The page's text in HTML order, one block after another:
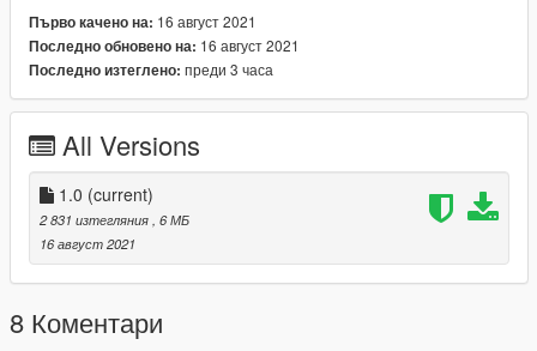
Gracias por todo :)
Първо качено на: 16 август 2021
Последно обновено на: 16 август 2021
Последно изтеглено: преди 3 часа
All Versions
1.0 (current)
2 831 изтегляния , 6 МБ
16 август 2021
8 Коментари